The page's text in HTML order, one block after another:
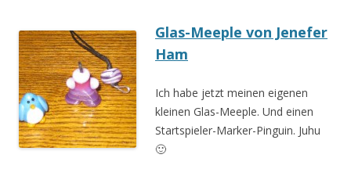
Glas-Meeple von Jenefer
Ham
Ich habe jetzt meinen eigenen
kleinen Glas-Meeple. Und einen
Startspieler-Marker-Pinguin. Juhu
🙂